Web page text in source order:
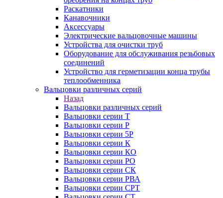
Раскатники
Канавочники
Аксессуары
Электрические вальцовочные машины
Устройства для очистки труб
Оборудование для обслуживания резьбовых
соединений
Устройство для герметизации конца трубы
теплообменника
Вальцовки различных серий
Назад
Вальцовки различных серий
Вальцовки серии Т
Вальцовки серии Р
Вальцовки серии 5Р
Вальцовки серии К
Вальцовки серии КО
Вальцовки серии РО
Вальцовки серии СК
Вальцовки серии РВА
Вальцовки серии СРТ